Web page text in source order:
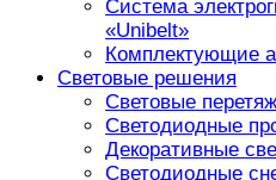
Система
«Unibelt»
Комплектующие
Световые решения
Световые
Светодиодные
Декоративные
Светодиодные